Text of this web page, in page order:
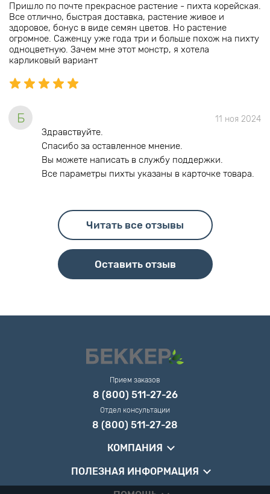
Пришло по почте прекрасное растение - пихта корейская.
Все отлично, быстрая доставка, растение живое и
здоровое, бонус в виде семян цветов. Но растение
огромное. Саженцу уже года три и больше похож на пихту
одноцветную. Зачем мне этот монстр, я хотела
карликовый вариант
Б 11 ноя 2024
Здравствуйте.
Спасибо за оставленное мнение.
Вы можете написать в службу поддержки.
Все параметры пихты указаны в карточке товара.
Читать все отзывы
Оставить отзыв
Прием заказов
8 (800) 511-27-26
Отдел консультации
8 (800) 511-27-28
КОМПАНИЯ
ПОЛЕЗНАЯ ИНФОРМАЦИЯ